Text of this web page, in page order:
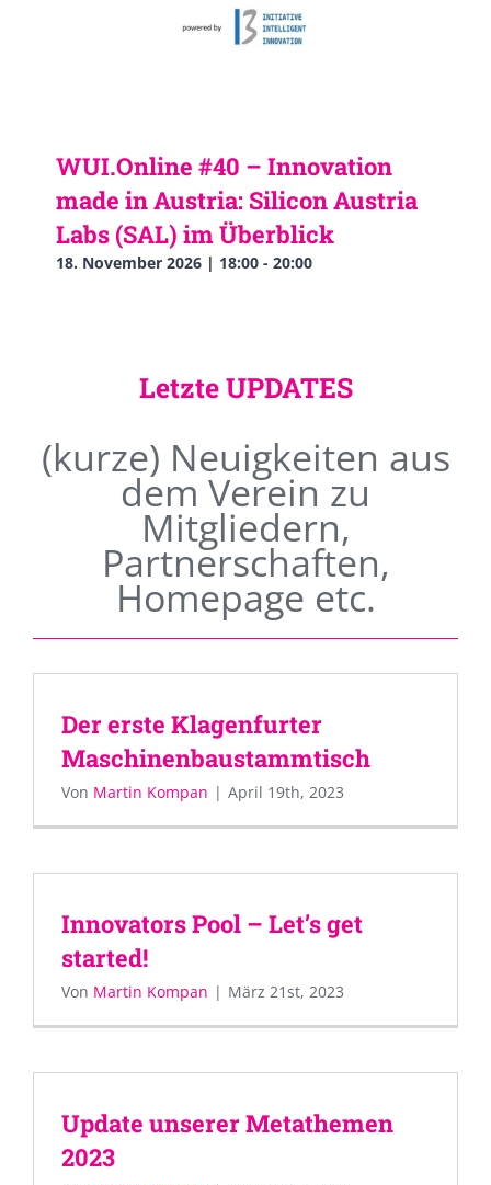
WUI.Online #40 – Innovation
made in Austria: Silicon Austria
Labs (SAL) im Überblick
18. November 2026 | 18:00 - 20:00
Letzte UPDATES
(kurze) Neuigkeiten aus
dem Verein zu
Mitgliedern,
Partnerschaften,
Homepage etc.
Der erste Klagenfurter
Maschinenbaustammtisch
Von Martin Kompan | April 19th, 2023
Innovators Pool – Let’s get
started!
Von Martin Kompan | März 21st, 2023
Update unserer Metathemen
2023